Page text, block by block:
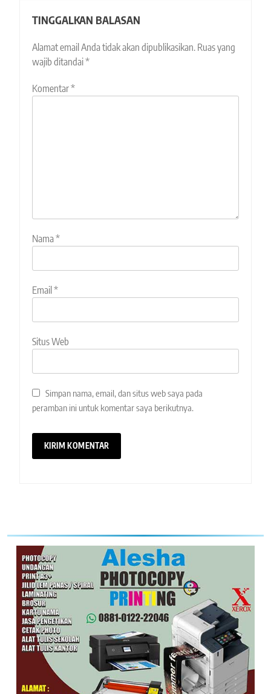
TINGGALKAN BALASAN
Alamat email Anda tidak akan dipublikasikan. Ruas yang
wajib ditandai*
Komentar*
Nama*
Email *
Situs Web
Simpan nama, email, dan situs web saya pada
peramban ini untuk komentar saya berikutnya.